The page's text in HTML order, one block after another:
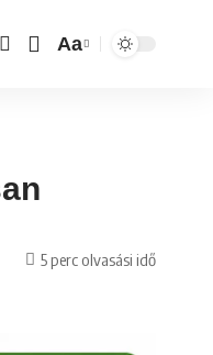
Aa
5 perc olvasási idő